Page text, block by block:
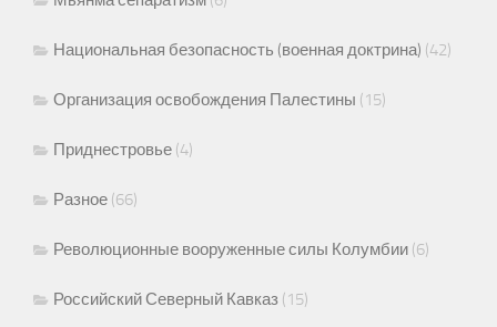
Национальная безопасность (военная доктрина) (42)
Организация освобождения Палестины (15)
Приднестровье (4)
Разное (66)
Революционные вооруженные силы Колумбии (6)
Российский Северный Кавказ (15)